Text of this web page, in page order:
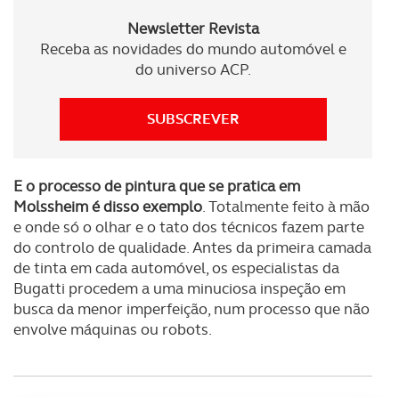
Newsletter Revista
Receba as novidades do mundo automóvel e
do universo ACP.
SUBSCREVER
E o processo de pintura que se pratica em
Molssheim é disso exemplo. Totalmente feito à mão
e onde só o olhar e o tato dos técnicos fazem parte
do controlo de qualidade. Antes da primeira camada
de tinta em cada automóvel, os especialistas da
Bugatti procedem a uma minuciosa inspeção em
busca da menor imperfeição, num processo que não
envolve máquinas ou robots.